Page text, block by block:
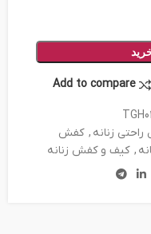
Add to compare
زنانه , کفش
, کیف و کفش زنانه